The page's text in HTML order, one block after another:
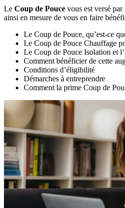
Le Coup de Pouce vous est versé
ainsi en mesure de vous en faire
Le Coup de Pouce, qu’est-ce
Le Coup de Pouce Chauffage
Le Coup de Pouce Isolation et
Comment bénéficier de cette
Conditions d’éligibilité
Démarches à entreprendre
Comment la prime Coup de